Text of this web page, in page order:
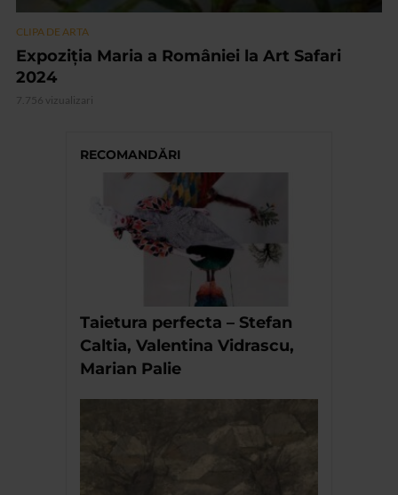
CLIPA DE ARTA
Expoziția Maria a României la Art Safari
2024
7.756 vizualizari
RECOMANDĂRI
Taietura perfecta – Stefan
Caltia, Valentina Vidrascu,
Marian Palie